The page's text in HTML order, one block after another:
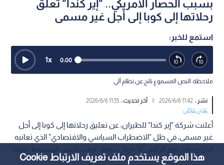
هذا الموقع يستخدم ملف تعريف الارتباط Cookie
بسبب الحصار الأمريكي.. "إير كندا" تعلق
رحلاتها إلى كوبا إلى أجل غير مسمى
استمع للخبر:
0:00
1x
ملاحظة: النص المسموع ناتج عن نظام آلي
نشر :11:42 2026/6/6 آخر تحديث :11:55 2026/6/6
عربي دولي
أعلنت شركة "إير كندا" للطيران، عن تعليق رحلاتها إلى كوبا إلى أجل
غير مسمى، في ظل "الاضطراب السياسي والاقتصادي" الذي تعانيه